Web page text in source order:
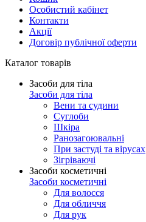
Особистий кабінет
Контакти
Акції
Договір публічної оферти
Каталог товарів
Засоби для тіла
Засоби для тіла
Вени та судини
Суглоби
Шкіра
Ранозагоювальні
При застуді та вірусах
Зігріваючі
Засоби косметичні
Засоби косметичні
Для волосся
Для обличчя
Для рук